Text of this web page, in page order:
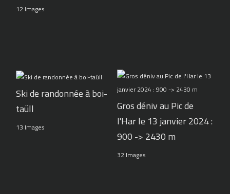
12 Images
Ski de randonnée à boi-
taüll
13 Images
Gros déniv au Pic de
l'Har le 13 janvier 2024 :
900 -> 2430 m
32 Images